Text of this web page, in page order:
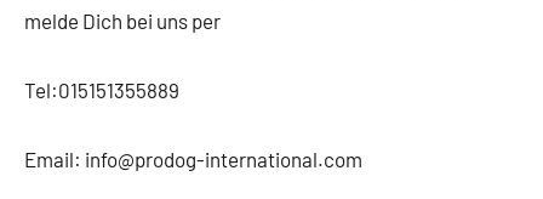
melde Dich bei uns per
Tel:015151355889
Email: info@prodog-international.com